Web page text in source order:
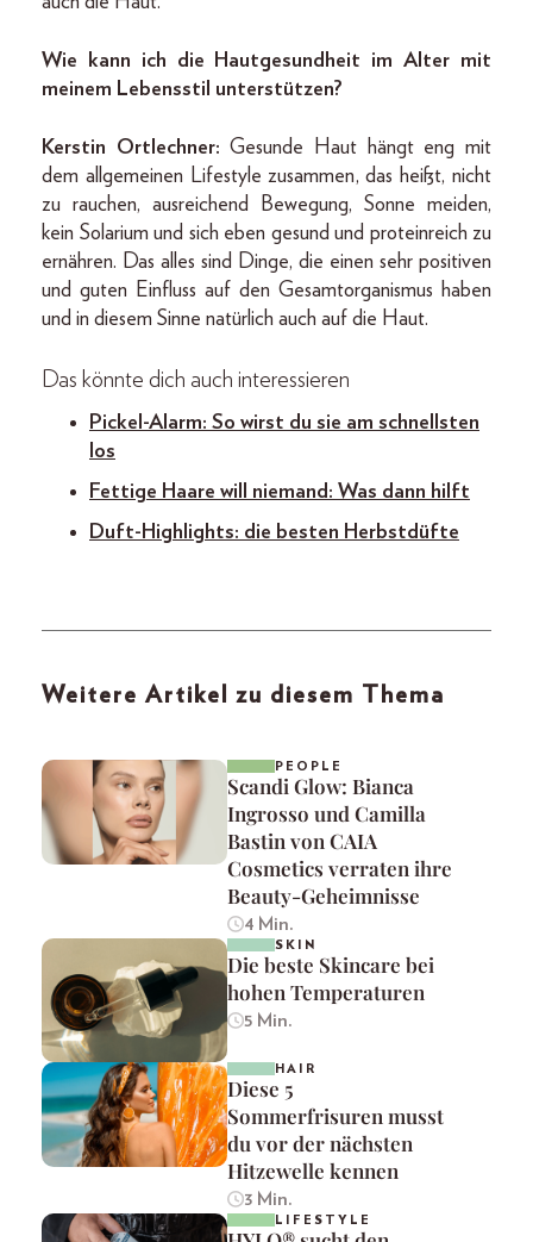
Wie kann ich die Hautgesundheit im Alter mit
meinem Lebensstil unterstützen?
Kerstin Ortlechner:Gesunde Haut hängt eng mit
dem allgemeinen Lifestyle zusammen, das heißt, nicht
zu rauchen, ausreichend Bewegung, Sonne meiden,
kein Solarium und sich eben gesund und proteinreich zu
ernähren. Das alles sind Dinge, die einen sehr positiven
und guten Einfluss auf den Gesamtorganismus haben
und in diesem Sinne natürlich auch auf die Haut.
Das könnte dich auch interessieren
Pickel-Alarm: So wirst du sie am schnellsten
los
Fettige Haare will niemand: Was dann hilft
Duft-Highlights: die besten Herbstdüfte
Weitere Artikel zu diesem Thema
PEOPLE
Scandi Glow: Bianca
Ingrosso und Camilla
Bastin von CAIA
Cosmetics verraten ihre
Beauty-Geheimnisse
4 Min.
SKIN
Die beste Skincare bei
hohen Temperaturen
5 Min.
HAIR
Diese 5
Sommerfrisuren musst
du vor der nächsten
Hitzewelle kennen
3 Min.
LIFESTYLE